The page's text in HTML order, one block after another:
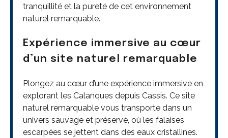
tranquillité et la pureté de cet environnement
naturel remarquable.
Expérience immersive au cœur
d’un site naturel remarquable
Plongez au cœur d’une expérience immersive en
explorant les Calanques depuis Cassis. Ce site
naturel remarquable vous transporte dans un
univers sauvage et préservé, où les falaises
escarpées se jettent dans des eaux cristallines.